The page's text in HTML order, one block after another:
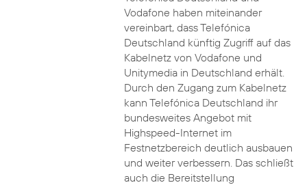
Vodafone haben miteinander
vereinbart, dass Telefónica
Deutschland künftig Zugriff auf das
Kabelnetz von Vodafone und
Unitymedia in Deutschland erhält.
Durch den Zugang zum Kabelnetz
kann Telefónica Deutschland ihr
bundesweites Angebot mit
Highspeed-Internet im
Festnetzbereich deutlich ausbauen
und weiter verbessern. Das schließt
auch die Bereitstellung